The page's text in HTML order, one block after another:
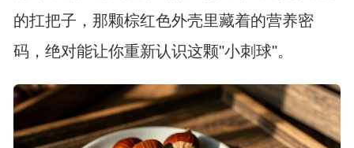
的扛把子，那颗棕红色外壳里藏着的营养密
码，绝对能让你重新认识这颗"小刺球"。